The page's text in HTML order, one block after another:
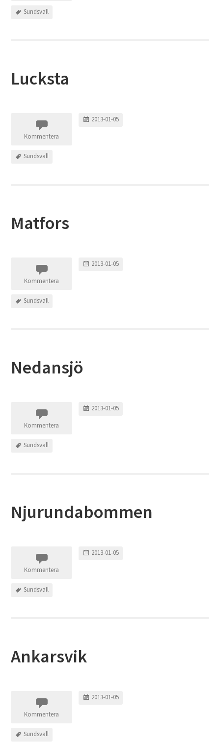
Sundsvall
Lucksta
Kommentera
2013-01-05
Sundsvall
Matfors
Kommentera
2013-01-05
Sundsvall
Nedansjö
Kommentera
2013-01-05
Sundsvall
Njurundabommen
Kommentera
2013-01-05
Sundsvall
Ankarsvik
Kommentera
2013-01-05
Sundsvall